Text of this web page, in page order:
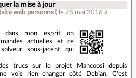
la mise à jour
(site web personnel ) le 28 mai 2016 à
dans mon esprit on
actuelles et ce
sous-jacent qui
trucs sur le projet Mancoosi depuis
vois rien changer côté Debian. C'est